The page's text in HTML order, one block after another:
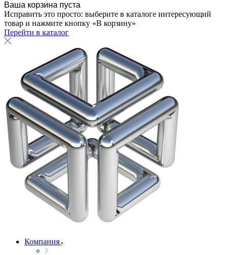
Ваша корзина пуста
Исправить это просто: выберите в каталоге интересующий
товар и нажмите кнопку «В корзину»
Перейти в каталог
Компания